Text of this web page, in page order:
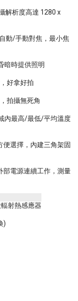
解析度高達 1280 x
動/手動對焦，最小焦
暗時提供照明
好拿好拍
拍攝無死角
內最高/最低/平均溫度
選擇，內建三角架固
部電源連續工作，測量
射熱感應器
)